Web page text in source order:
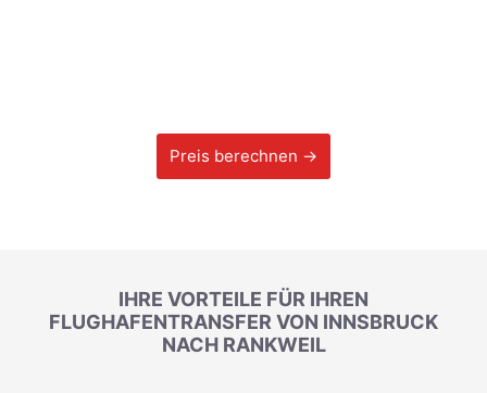
Preis berechnen →
IHRE VORTEILE FÜR IHREN
FLUGHAFENTRANSFER VON INNSBRUCK
NACH RANKWEIL